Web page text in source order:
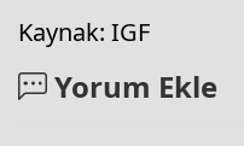
Kaynak: IGF
Yorum Ekle